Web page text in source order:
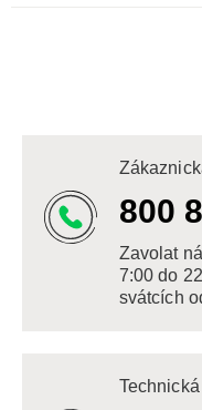
800
Zavolat
7:00 do
svátcích